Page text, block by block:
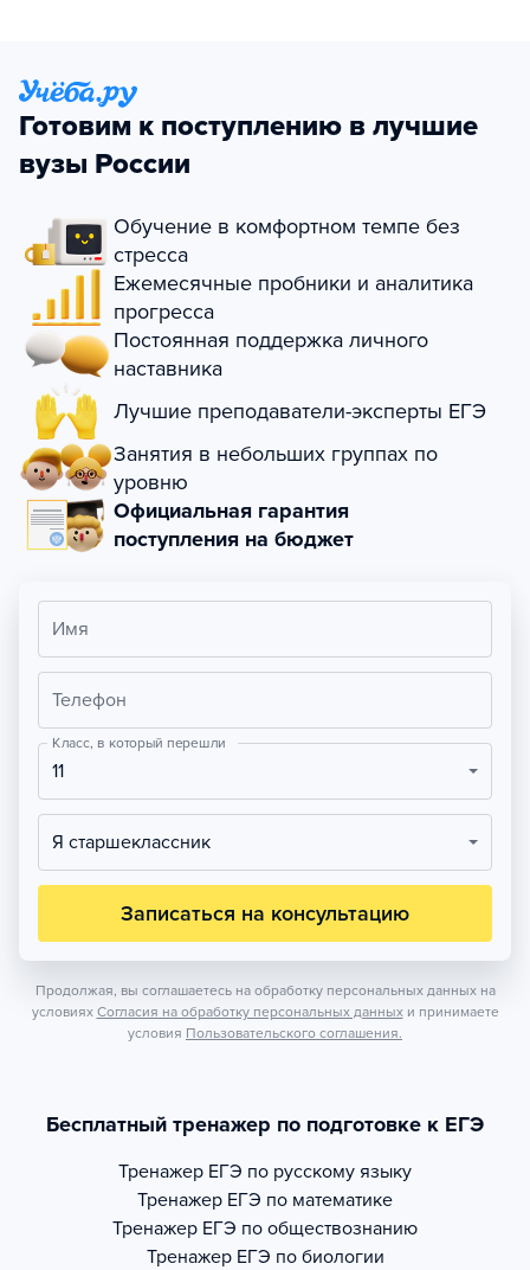
Готовим к поступлению в лучшие
вузы России
Обучение в комфортном темпе без
стресса
Ежемесячные пробники и аналитика
прогресса
Постоянная поддержка личного
наставника
Лучшие преподаватели-эксперты ЕГЭ
Занятия в небольших группах по
уровню
Официальная гарантия
поступления на бюджет
Имя
Телефон
Класс, в который перешли
11
Я старшеклассник
Записаться на консультацию
Продолжая, вы соглашаетесь на обработку персональных данных на
условиях Согласия на обработку персональных данных и принимаете
условия Пользовательского соглашения.
Бесплатный тренажер по подготовке к ЕГЭ
Тренажер ЕГЭ по русскому языку
Тренажер ЕГЭ по математике
Тренажер ЕГЭ по обществознанию
Тренажер ЕГЭ по биологии